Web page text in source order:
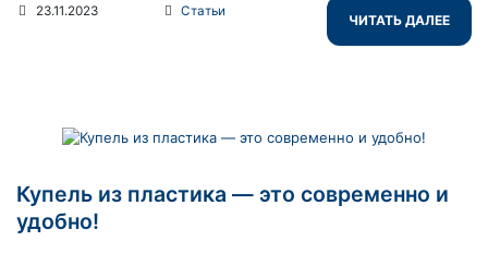
23.11.2023 Статьи
ЧИТАТЬ ДАЛЕЕ
Купель из пластика — это современно и
удобно!